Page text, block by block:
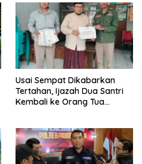
Usai Sempat Dikabarkan
Tertahan, Ijazah Dua Santri
Kembali ke Orang Tua